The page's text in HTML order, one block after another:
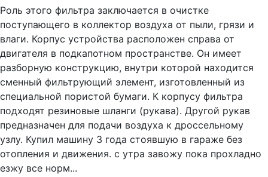
Роль этого фильтра заключается в очистке
поступающего в коллектор воздуха от пыли, грязи и
влаги. Корпус устройства расположен справа от
двигателя в подкапотном пространстве. Он имеет
разборную конструкцию, внутри которой находится
сменный фильтрующий элемент, изготовленный из
специальной пористой бумаги. К корпусу фильтра
подходят резиновые шланги (рукава). Другой рукав
предназначен для подачи воздуха к дроссельному
узлу. Купил машину 3 года стоявшую в гараже без
отопления и движения. с утра завожу пока прохладно
езжу все норм...